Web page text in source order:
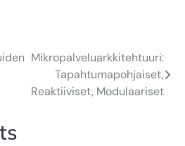
Mikropalveluarkkitehtuuri:
Tapahtumapohjaiset,
Reaktiiviset, Modulaariset